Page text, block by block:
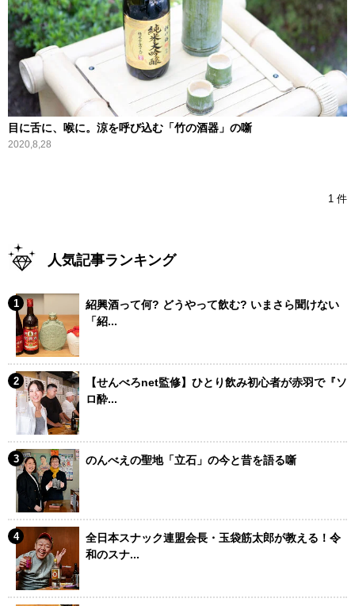
目に舌に、喉に。涼を呼び込む「竹の酒器」の噺
2020,8,28
1 件
人気記事ランキング
紹興酒って何? どうやって飲む? いまさら聞けない
「紹...
【せんべろnet監修】ひとり飲み初心者が赤羽で『ソ
ロ酔...
のんべえの聖地「立石」の今と昔を語る噺
全日本スナック連盟会長・玉袋筋太郎が教える！令
和のスナ...